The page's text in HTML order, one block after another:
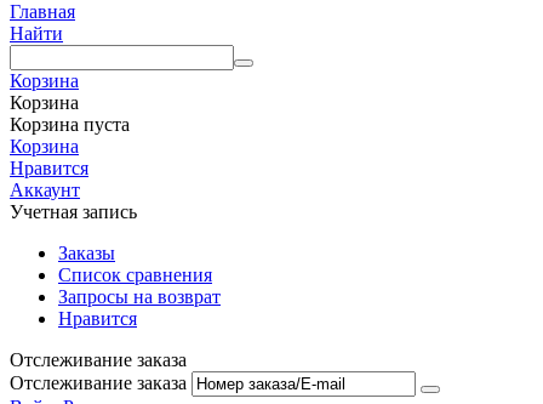
Главная
Найти
Корзина
Корзина
Корзина пуста
Корзина
Нравится
Аккаунт
Учетная запись
Заказы
Список сравнения
Запросы на возврат
Нравится
Отслеживание заказа
Отслеживание заказа